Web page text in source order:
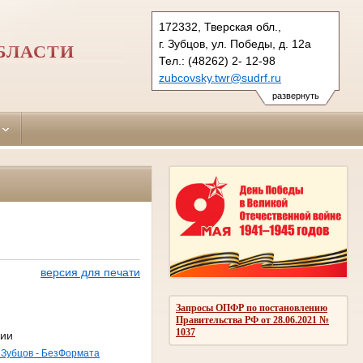
развернуть
172332, Тверская обл.,
г. Зубцов, ул. Победы, д. 12а
Тел.: (48262) 2- 12-98
zubcovsky.twr@sudrf.ru
Запросы ОПФР по постановлению
Правительства РФ от 28.06.2021 №
1037
версия для печати
Зубцов - БезФормата